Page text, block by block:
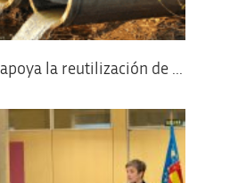
la reutilización de ...